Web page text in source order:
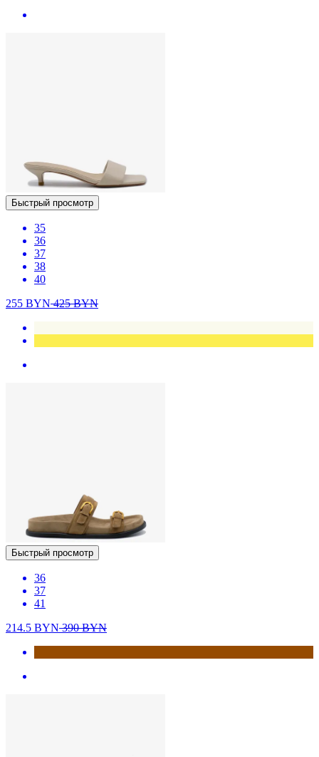
Быстрый просмотр
35
36
37
38
40
255 BYN425BYN
Быстрый просмотр
36
37
41
214.5 BYN390BYN